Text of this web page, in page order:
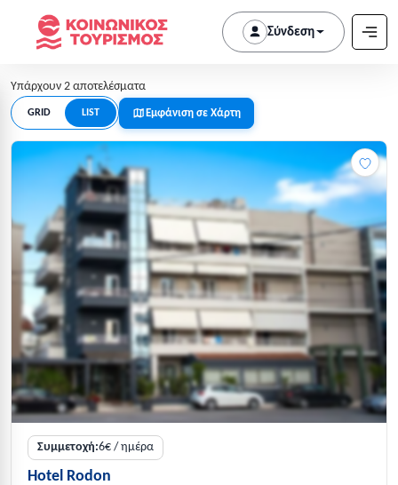
Σύνδεση
Υπάρχουν 2 αποτελέσματα
GRID LIST Εμφάνιση σε Χάρτη
Συμμετοχή:6€ / ημέρα
Hotel Rodon